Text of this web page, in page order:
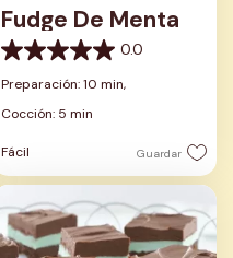
Fudge De Menta
0.0
0.0
de
estrellas.
Preparación: 10 min,
Cocción: 5 min
Fácil Guardar